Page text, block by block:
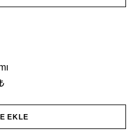
EKLE